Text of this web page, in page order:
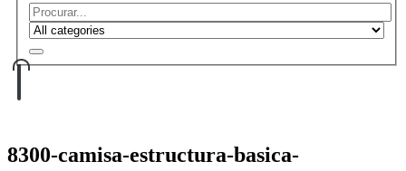
8300-camisa-estructura-basica-